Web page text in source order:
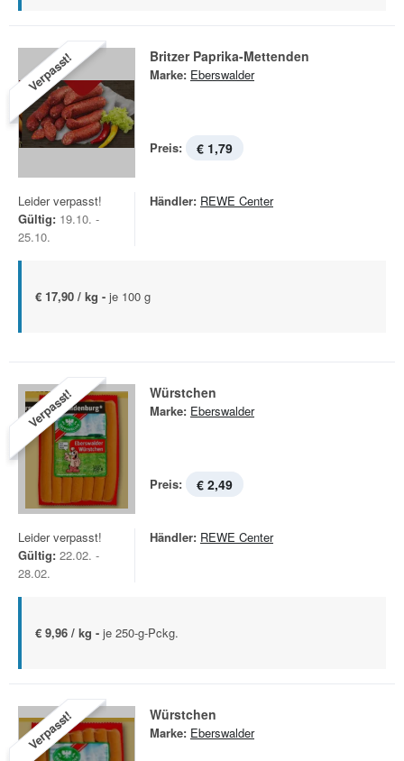
Verpasst! Britzer Paprika-Mettenden
Marke: Eberswalder
Preis: € 1,79
Leider verpasst!
Gültig: 19.10. -
25.10.
Händler: REWE Center
€ 17,90 / kg - je 100 g
Verpasst! Würstchen
Marke: Eberswalder
Preis: € 2,49
Leider verpasst!
Gültig: 22.02. -
28.02.
Händler: REWE Center
€ 9,96 / kg - je 250-g-Pckg.
Verpasst! Würstchen
Marke: Eberswalder